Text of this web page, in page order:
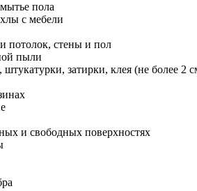
пола
с мебели
потолок, стены и пол
пыли
затирки, клея (не более 2
и свободных поверхностях